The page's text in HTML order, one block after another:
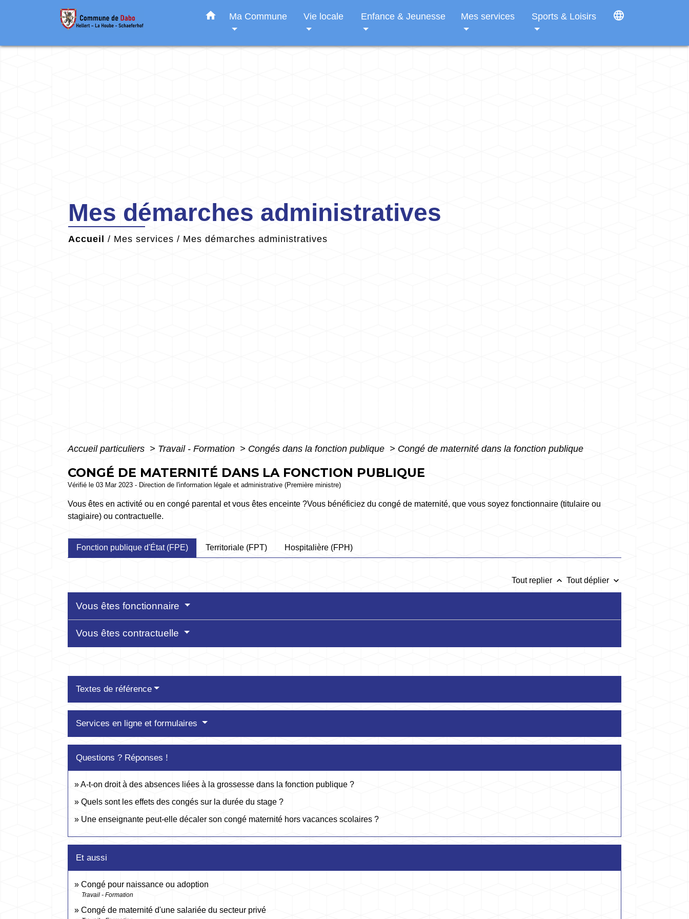
home Ma Commune Vie locale Enfance & Jeunesse Mes services Sports & Loisirs language
Mes démarches administratives
Accueil / Mes services / Mes démarches administratives
Accueil particuliers > Travail - Formation > Congés dans la fonction publique > Congé de maternité dans la fonction publique
CONGÉ DE MATERNITÉ DANS LA FONCTION PUBLIQUE
Vérifié le 03 Mar 2023 - Direction de l'information légale et administrative (Première ministre)
Vous êtes en activité ou en congé parental et vous êtes enceinte ?Vous bénéficiez du congé de maternité, que vous soyez fonctionnaire (titulaire ou
stagiaire) ou contractuelle.
Fonction publique d'État (FPE) Territoriale (FPT) Hospitalière (FPH)
Tout replier keyboard_arrow_up Tout déplier keyboard_arrow_down
Vous êtes fonctionnaire
Vous êtes contractuelle
Textes de référence
Services en ligne et formulaires
Questions ? Réponses !
A-t-on droit à des absences liées à la grossesse dans la fonction publique ?
Quels sont les effets des congés sur la durée du stage ?
Une enseignante peut-elle décaler son congé maternité hors vacances scolaires ?
Et aussi
Congé pour naissance ou adoption
Travail - Formation
Congé de maternité d'une salariée du secteur privé